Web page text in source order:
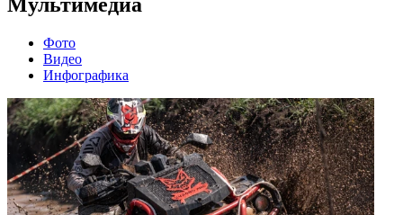
Фото
Видео
Инфографика